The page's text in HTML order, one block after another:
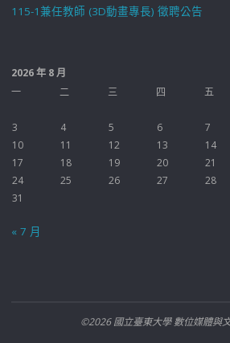
115-1兼任教師 (3D動畫專長) 徵聘公告
2026 年 8 月
一
二 三 四 五
3
4 5 6 7
10
11 12 13 14
17
18 19 20 21
24
25 26 27 28
31
« 7 月
©2026 國立臺東大學 數位媒體與